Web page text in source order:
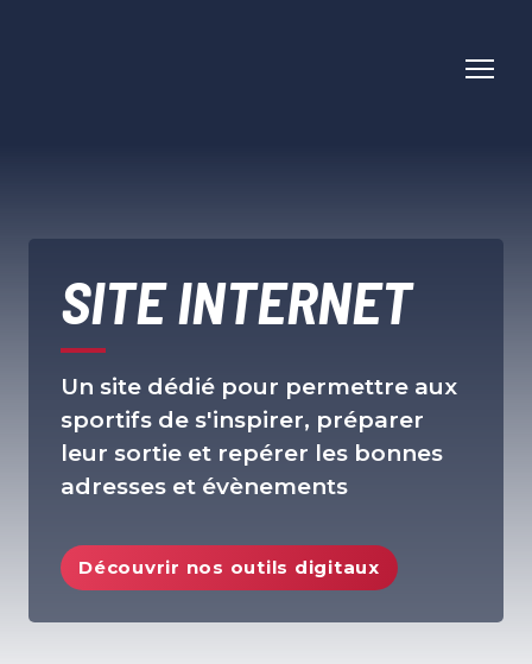
SITE INTERNET
Un site dédié pour permettre aux
sportifs de s'inspirer, préparer
leur sortie et repérer les bonnes
adresses et évènements
Découvrir nos outils digitaux